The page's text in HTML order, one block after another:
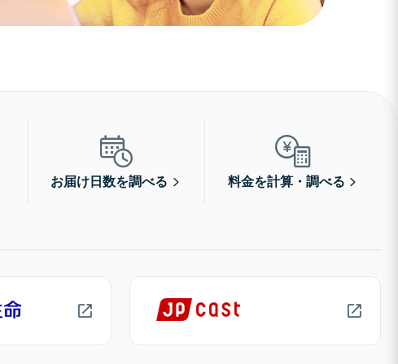
お届け日数を調べる 料金を計算・調べる